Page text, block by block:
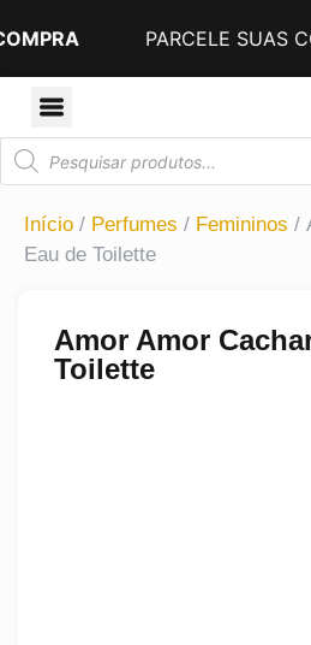
PARCELE SUAS
Início / Perfumes / Femininos /
Eau de Toilette
Amor Amor
Toilette